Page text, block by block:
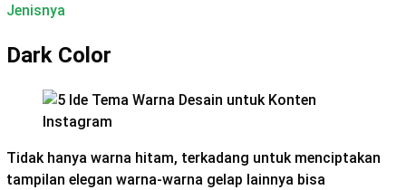
Jenisnya
Dark Color
Tidak hanya warna hitam, terkadang untuk menciptakan
tampilan elegan warna-warna gelap lainnya bisa